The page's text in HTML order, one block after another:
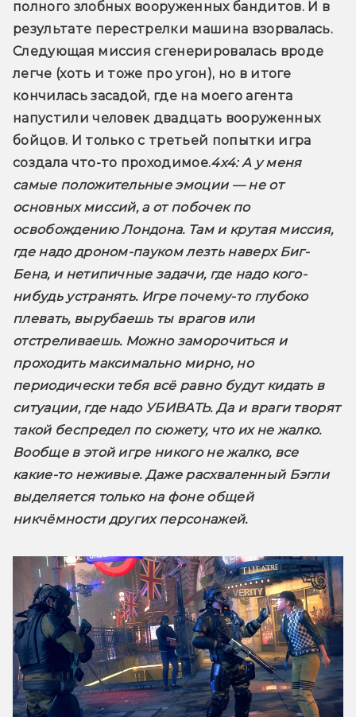
полного злобных вооруженных бандитов. И в
результате перестрелки машина взорвалась.
Следующая миссия сгенерировалась вроде
легче (хоть и тоже про угон), но в итоге
кончилась засадой, где на моего агента
напустили человек двадцать вооруженных
бойцов. И только с третьей попытки игра
создала что-то проходимое.4x4: А у меня
самые положительные эмоции — не от
основных миссий, а от побочек по
освобождению Лондона. Там и крутая миссия,
где надо дроном-пауком лезть наверх Биг-
Бена, и нетипичные задачи, где надо кого-
нибудь устранять. Игре почему-то глубоко
плевать, вырубаешь ты врагов или
отстреливаешь. Можно заморочиться и
проходить максимально мирно, но
периодически тебя всё равно будут кидать в
ситуации, где надо УБИВАТЬ. Да и враги творят
такой беспредел по сюжету, что их не жалко.
Вообще в этой игре никого не жалко, все
какие-то неживые. Даже расхваленный Бэгли
выделяется только на фоне общей
никчёмности других персонажей.